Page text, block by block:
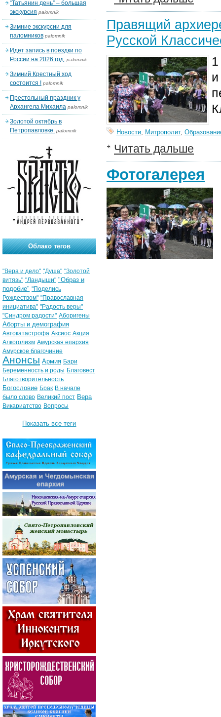
Правящий
Русской
Новости, Митрополит,
Читать дальше
Фотогалерея
“Татьянин день” – большая
экскурсия palomnik
Зимние экскурсии для
паломников palomnik
Идет запись в поездки по
России на 2026 год. palomnik
Зимний Крестный ход
состоится ! palomnik
Престольный праздник у
Архангела Михаила palomnik
Золотой октябрь в
Петропавловке. palomnik
Облако тегов
"Вера и дело" "Душа" "Золотой
витязь" "Ландыши" "Образ и
подобие" "Поделись
Рождеством" "Православная
инициатива" "Радость веры"
"Синдром радости" Аборигены
Аборты и демография
Автокатастрофа Аксиос Акция
Алкоголизм Амурская епархия
Амурское благочиние
Анонсы Армия Бари
Беременность и роды Благовест
Благотворительность
Богословие Брак В начале
было слово Великий пост Вера
Викариатство Вопросы
Показать все теги